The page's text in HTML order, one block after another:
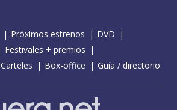
Próximos estrenos
DVD
Festivales + premios
Carteles Box-office Guía / directorio